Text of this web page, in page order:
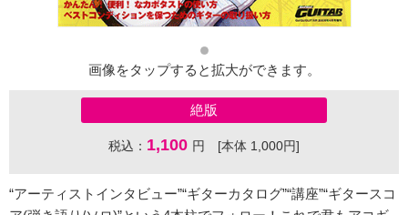
画像をタップすると拡大ができます。
絶版
税込： 1,100 円 [本体 1,000円]
“アーティストインタビュー”“ギターカタログ”“講座”“ギタースコ